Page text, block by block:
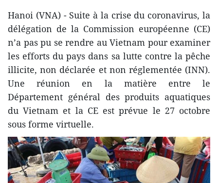
Hanoi (VNA) - Suite à la crise du coronavirus, la
délégation de la Commission européenne (CE)
n’a pas pu se rendre au Vietnam pour examiner
les efforts du pays dans sa lutte contre la pêche
illicite, non déclarée et non réglementée (INN).
Une réunion en la matière entre le
Département général des produits aquatiques
du Vietnam et la CE est prévue le 27 octobre
sous forme virtuelle.